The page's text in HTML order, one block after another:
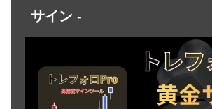
サイン -